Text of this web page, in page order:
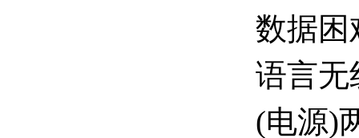
数据困
语言无
(电源)